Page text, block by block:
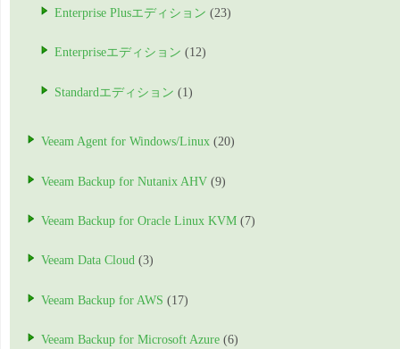
Enterprise Plusエディション (23)
Enterpriseエディション (12)
Standardエディション (1)
Veeam Agent for Windows/Linux (20)
Veeam Backup for Nutanix AHV (9)
Veeam Backup for Oracle Linux KVM (7)
Veeam Data Cloud (3)
Veeam Backup for AWS (17)
Veeam Backup for Microsoft Azure (6)